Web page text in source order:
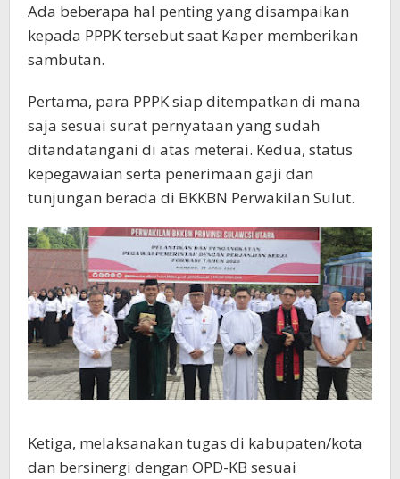
Ada beberapa hal penting yang disampaikan
kepada PPPK tersebut saat Kaper memberikan
sambutan.
Pertama, para PPPK siap ditempatkan di mana
saja sesuai surat pernyataan yang sudah
ditandatangani di atas meterai. Kedua, status
kepegawaian serta penerimaan gaji dan
tunjungan berada di BKKBN Perwakilan Sulut.
Ketiga, melaksanakan tugas di kabupaten/kota
dan bersinergi dengan OPD-KB sesuai